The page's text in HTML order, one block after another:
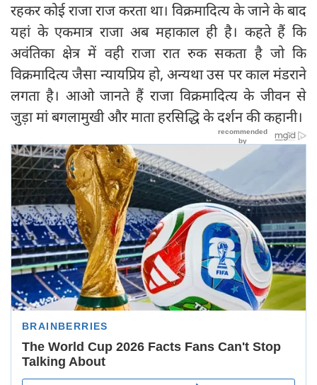
रहकर कोई राजा राज करता था। विक्रमादित्य के जाने के बाद
यहां के एकमात्र राजा अब महाकाल ही है। कहते हैं कि
अवंतिका क्षेत्र में वही राजा रात रुक सकता है जो कि
विक्रमादित्य जैसा न्यायप्रिय हो, अन्यथा उस पर काल मंडराने
लगता है। आओ जानते हैं राजा विक्रमादित्य के जीवन से
जुड़ा मां बगलामुखी और माता हरसिद्धि के दर्शन की कहानी।